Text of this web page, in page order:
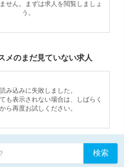
せん。まずは求人を閲覧しましょ
う。
メのまだ見ていない求人
み込みに失敗しました。
も表示されない場合は、しばらく
ら再度お試しください。
検索